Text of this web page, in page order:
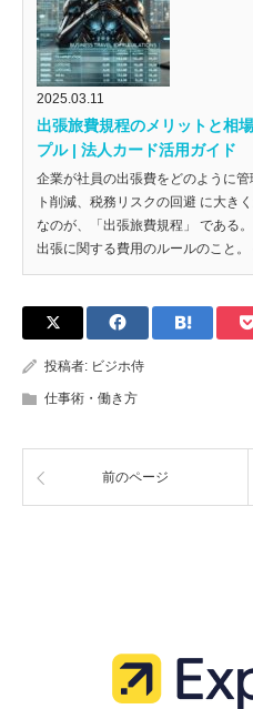
2025.03.11
出張旅費規程のメリットと相
プル | 法人カード活用ガイド
企業が社員の出張費をどのように
ト削減、税務リスクの回避 に大き
なのが、「出張旅費規程」 である
出張に関する費用のルールのこと。
投稿者: ビジホ侍
仕事術・働き方
前のページ